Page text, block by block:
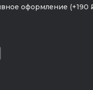
оформление (+190